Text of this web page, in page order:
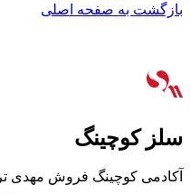
بازگشت به صفحه اصلی
سلز کوچینگ
آکادمی کوچینگ فروش مهدی